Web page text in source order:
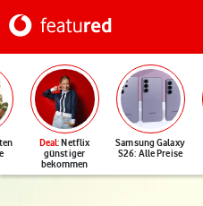
Deal: Netflix
günstiger
bekommen
Samsung Galaxy
S26: Alle Preise